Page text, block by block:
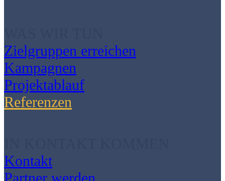
Zielgruppen erreichen
Kampagnen
Projektablauf
Referenzen
Kontakt